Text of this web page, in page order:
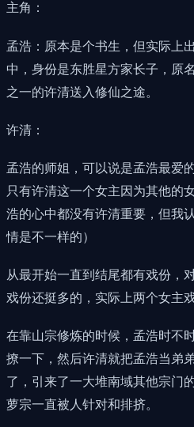
主角：
孟浩：原本是个书生，但实际上
中，身份是东胜星方家长子，原
之一的许清送入修仙之途。
许清：
孟浩的师姐，可以说是孟浩最爱
只有许清这一个女主因为其他的
浩的心中都没有许清重要，但我
情是不一样的）
从最开始一直到结尾都有戏份，
戏份还挺多的，实际上两个女主
在靠山宗修炼的时候，孟浩时不
撩一下，然后许清就把孟浩当弟
了，引来了一大堆南域其他宗门
萝宗一直被人针对和排挤。